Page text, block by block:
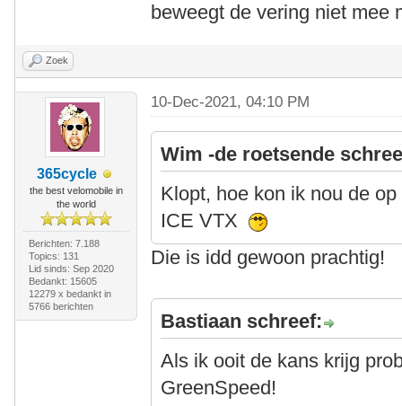
beweegt de vering niet mee
Zoek
365cycle
the best velomobile in
the world
Berichten: 7.188
Topics: 131
Lid sinds: Sep 2020
Bedankt: 15605
12279 x bedankt in
5766 berichten
10-Dec-2021, 04:10 PM
Wim -de roetsende
Klopt, hoe kon ik nou de
ICE VTX
Die is idd gewoon prachtig!
Bastiaan schreef:
Als ik ooit de kans krijg
GreenSpeed!